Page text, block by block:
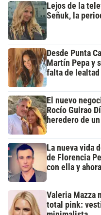
Lejos de la
Señuk, la
Desde Punta
Martín Pepa y
falta de
El nuevo
Rocío Guirao
heredero de
La nueva vida
de Florencia
con ella y
Valeria Mazza
total pink: